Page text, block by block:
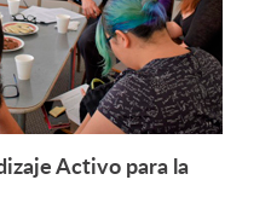
Leer más +
Activo para la